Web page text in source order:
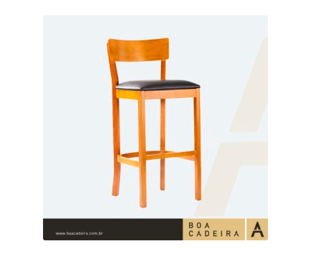
Crepe e Revestimentos Sintéticos
Política de reembolso e devoluções